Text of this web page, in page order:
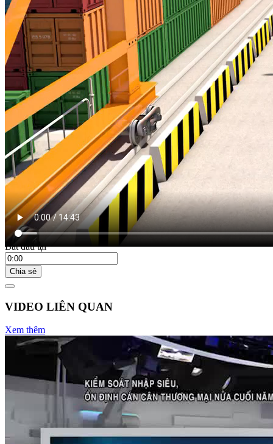
XUẤT NHẬP KHẨU - CUỐI TUẦN
Từ cú sốc thuế quan: Biến nguy thành cơ
Nguồn: SCTV8 - VITV
21:35 ngày 24/05/2025
Bắt đầu tại
Chia sẻ
VIDEO LIÊN QUAN
Xem thêm